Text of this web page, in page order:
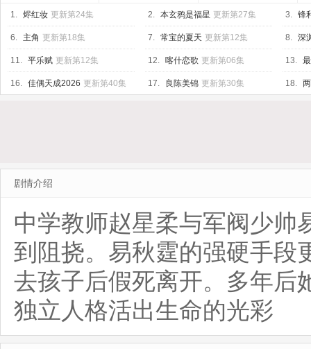
1. 烬红妆 更新第24集 2. 本玄鸦是福星 更新第27集 3. 锋
6. 主角 更新第18集 7. 常宝的夏天 更新第12集 8. 深
11. 平乐赋 更新第12集 12. 喀什恋歌 更新第06集 13.
16. 佳偶天成2026 更新第40集 17. 良陈美锦 更新第30集 18.
剧情介绍
中学教师赵星柔与军阀少帅
到阻挠。易秋霆的强硬手段
去孩子后假死离开。多年后
独立人格活出生命的光彩